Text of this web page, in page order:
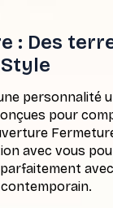
: Des
personnalité
pour
avec vous